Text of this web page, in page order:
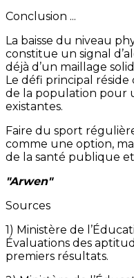
Conclusion ...
La baisse du niveau
constitue un signal
déjà d’un maillage
Le défi principal réside
de la population pour
existantes.
Faire du sport
comme une option,
de la santé publique
"Arwen"
Sources
1) Ministère de
Évaluations des
premiers résultats.